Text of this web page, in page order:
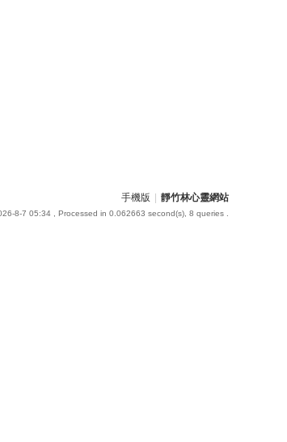
手機版 靜竹林心靈網站
8-7 05:34 , Processed in 0.062663 second(s), 8 queries .